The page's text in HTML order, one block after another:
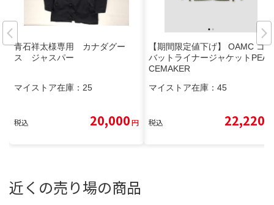
青石祥太様専用 カナダグー
ス ジャスパー
マイストア在庫： 25
税込 20,000円
【期間限定値下げ】 OAMC コン
バットライナージャケットPEA
CEMAKER
マイストア在庫： 45
税込 22,220
近くの売り場の商品